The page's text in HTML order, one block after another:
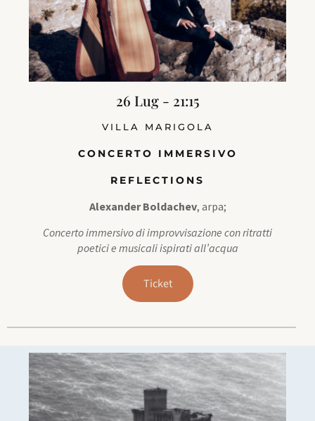
26 Lug - 21:15
VILLA MARIGOLA
CONCERTO IMMERSIVO
REFLECTIONS
Alexander Boldachev, arpa;
Concerto immersivo di improvvisazione con ritratti
poetici e musicali ispirati all’acqua
Ticket